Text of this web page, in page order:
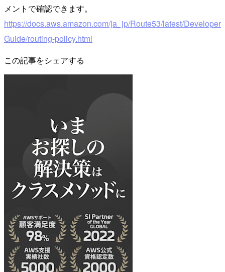
メントで確認できます。
https://docs.aws.amazon.com/ja_jp/Route53/latest/Developer
Guide/routing-policy.html
この記事をシェアする